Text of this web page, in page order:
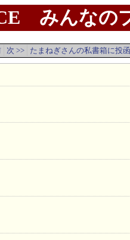
みんなの
次 >> たまねぎさんの私書箱に投